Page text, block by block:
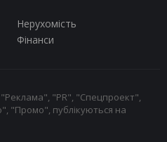
Нерухомість
Фінанси
"PR", "Спецпроект",
"Промо", публікуються на